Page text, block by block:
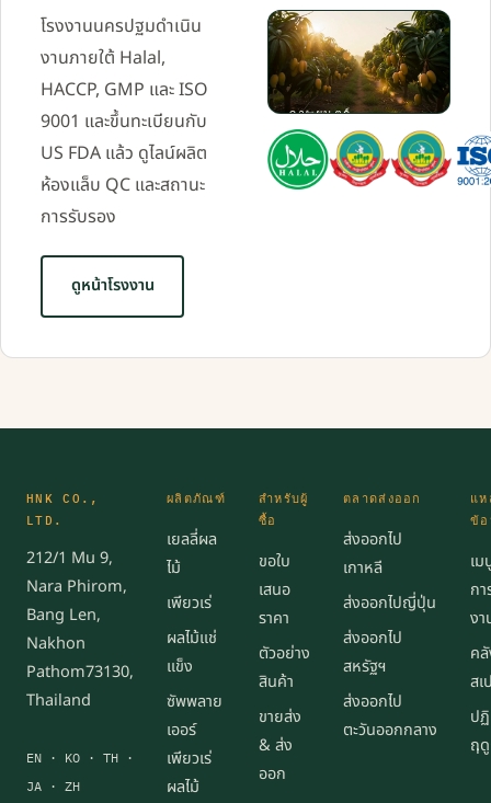
โรงงานนครปฐมดำเนิน
งานภายใต้ Halal,
HACCP, GMP และ ISO
9001 และขึ้นทะเบียนกับ
US FDA แล้ว ดูไลน์ผลิต
ห้องแล็บ QC และสถานะ
การรับรอง
ดูหน้าโรงงาน
ภาพยนตร์
แบรนด์
· 0:50
HNK CO.,
LTD.
212/1 Mu 9,
Nara Phirom,
Bang Len,
Nakhon
Pathom73130,
Thailand
EN · KO · TH ·
JA · ZH
ผลิตภัณฑ์
เยลลี่ผล
ไม้
เพียวเร่
ผลไม้แช่
แข็ง
ซัพพลาย
เออร์
เพียวเร่
ผลไม้
สำหรับผู้
ซื้อ
ขอใบ
เสนอ
ราคา
ตัวอย่าง
สินค้า
ขายส่ง
& ส่ง
ออก
ตลาดส่งออก
ส่งออกไป
เกาหลี
ส่งออกไปญี่ปุ่น
ส่งออกไป
สหรัฐฯ
ส่งออกไป
ตะวันออกกลาง
แห
ข้
เม
กา
งา
ค
สเ
ป
ฤ